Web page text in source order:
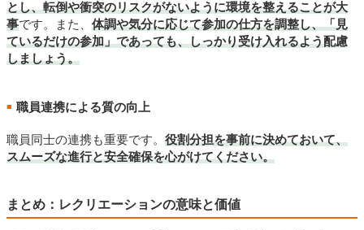
とし、転倒や衝突のリスクがないように環境を整えることが大
事です。また、 体調や気分に応じて参加の仕方を調整し、「見
ているだけの参加」であっても、しっかり受け入れるよう配慮
しましょう。
■ 職員連携による質の向上
職員同士の連携も重要です。 役割分担を事前に決めておいて、
スムーズな進行と安全確保を心がけてください。
まとめ：レクリエーションの意味と価値